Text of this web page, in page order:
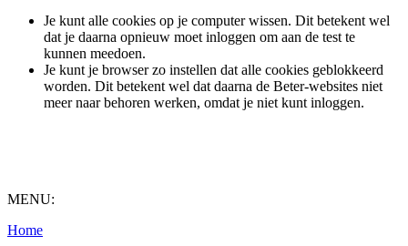
Je kunt alle cookies op je computer wissen. Dit betekent wel
dat je daarna opnieuw moet inloggen om aan de test te
kunnen meedoen.
Je kunt je browser zo instellen dat alle cookies geblokkeerd
worden. Dit betekent wel dat daarna de Beter-websites niet
meer naar behoren werken, omdat je niet kunt inloggen.
MENU:
Home